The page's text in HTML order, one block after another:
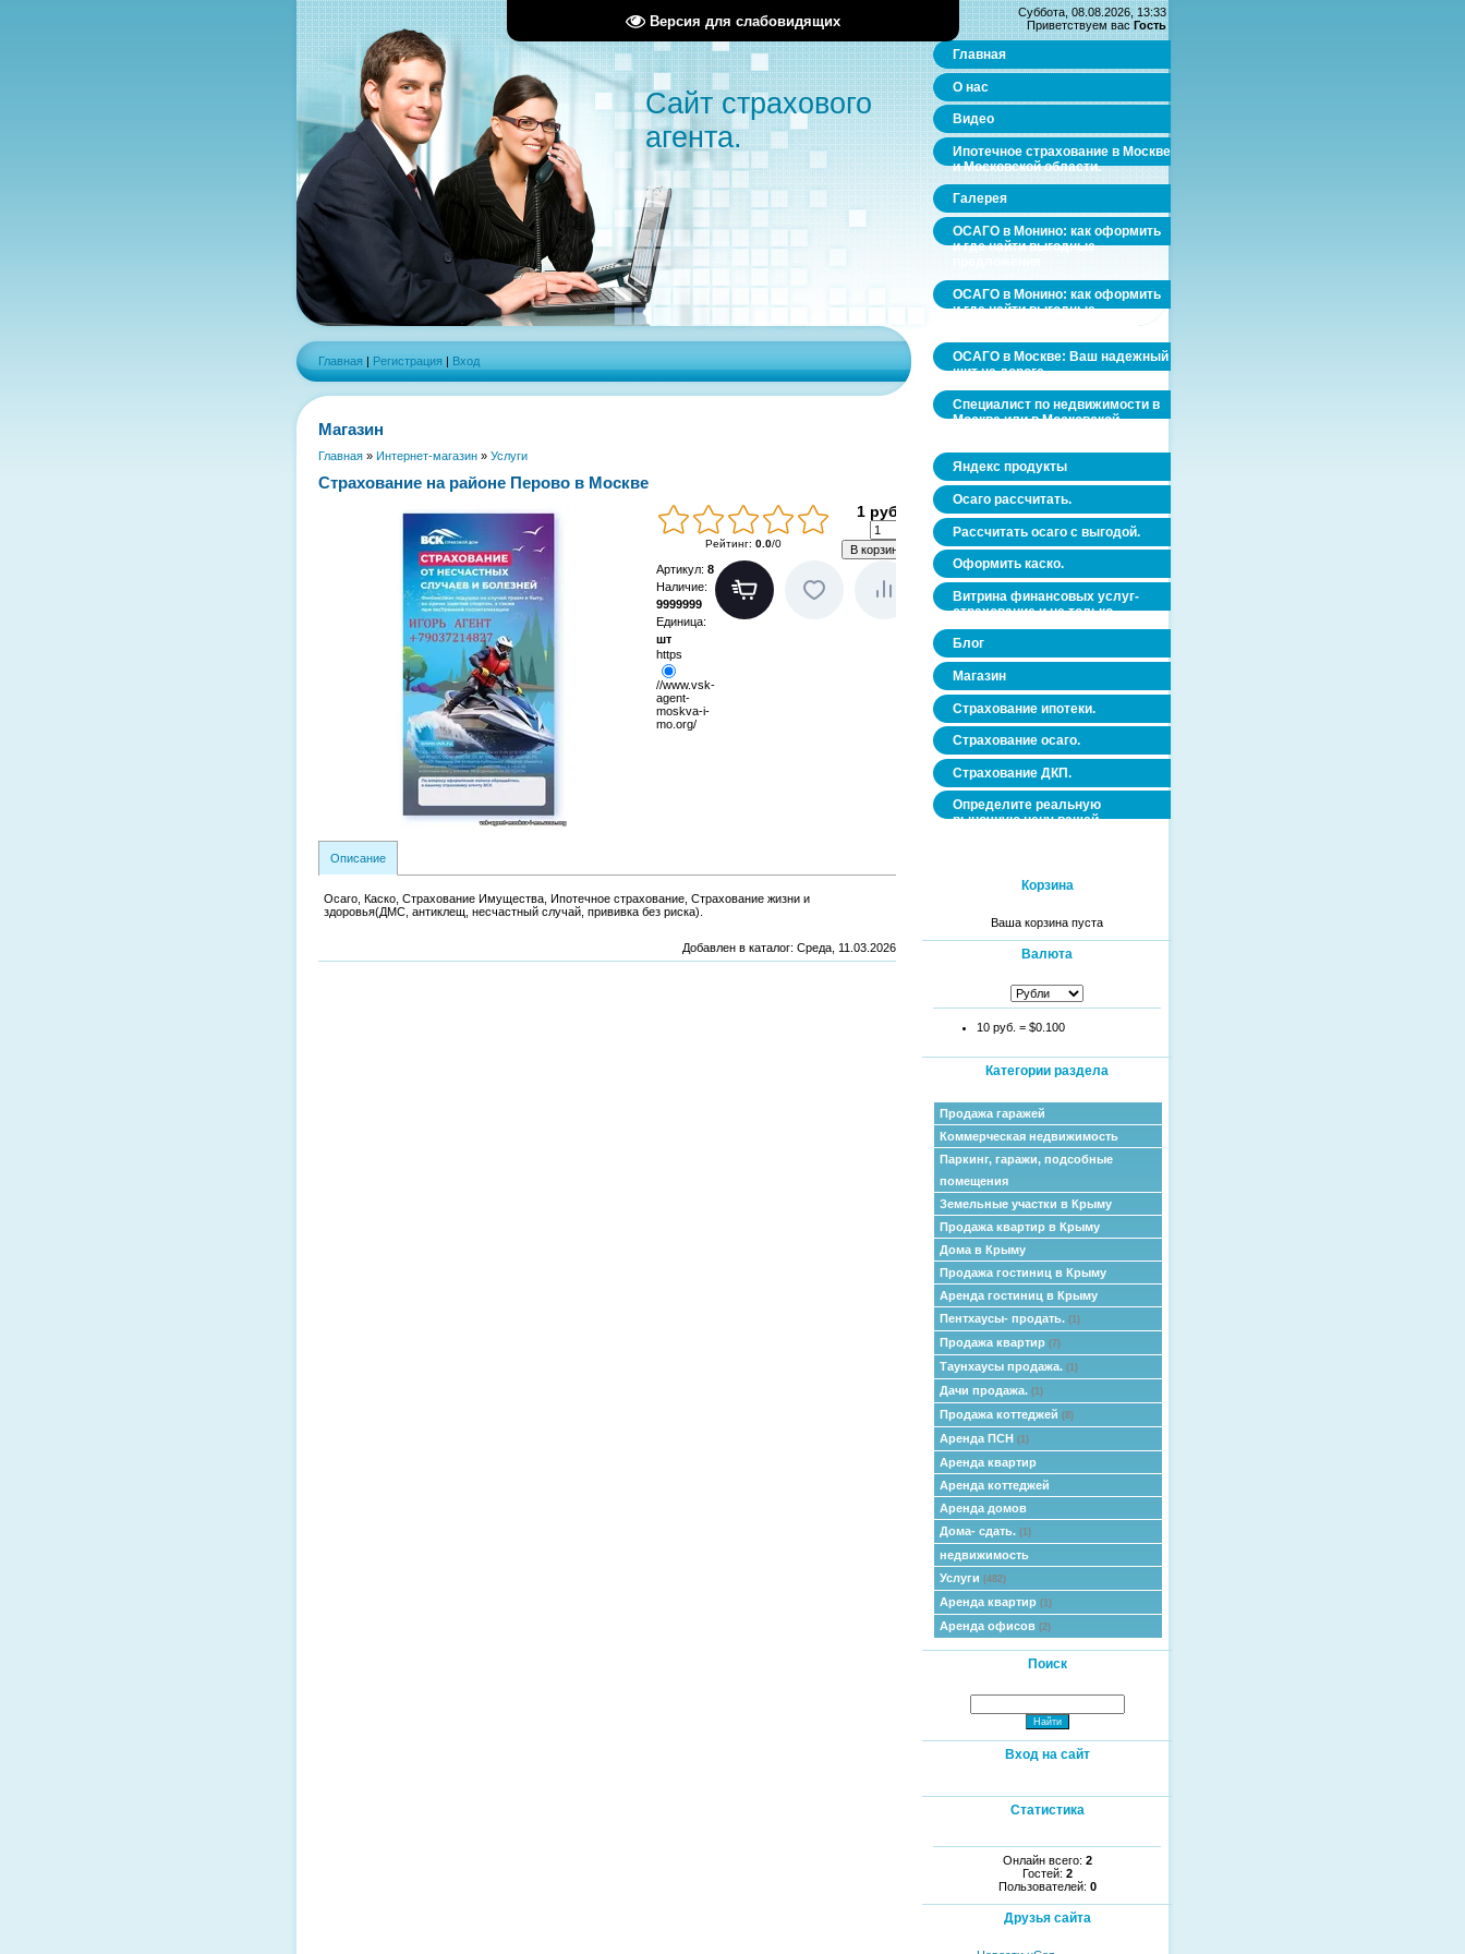
Версия для слабовидящих
Сайт страхового
агента.
Главная | Регистрация | Вход
Магазин
Главная » Интернет-магазин » Услуги
Страхование на районе Перово в Москве
Рейтинг: 0.0/0
1 руб.
Артикул: 8
Наличие:
9999999
Единица:
шт
https
//www.vsk-
agent-
moskva-i-
mo.org/
Описание
Осаго, Каско, Страхование Имущества, Ипотечное страхование, Страхование жизни и
здоровья(ДМС, антиклещ, несчастный случай, прививка без риска).
Добавлен в каталог: Среда, 11.03.2026
Суббота, 08.08.2026, 13:33
Приветствуем вас Гость
Главная
О нас
Видео
Ипотечное страхование в Москве
и Московской области.
Галерея
ОСАГО в Монино: как оформить
и где найти выгодные
ОСАГО в Монино: как оформить
и где найти выгодные
ОСАГО в Москве: Ваш надежный
щит на дороге
Специалист по недвижимости в
Москве или в Московской
Яндекс продукты
Осаго рассчитать.
Рассчитать осаго с выгодой.
Оформить каско.
Витрина финансовых услуг-
страхование и не только.
Блог
Магазин
Страхование ипотеки.
Страхование осаго.
Страхование ДКП.
Определите реальную
рыночную цену вашей
Корзина
Ваша корзина пуста
Валюта
10 руб. = $0.100
Категории раздела
Продажа гаражей
Коммерческая недвижимость
Паркинг, гаражи, подсобные
помещения
Земельные участки в Крыму
Продажа квартир в Крыму
Дома в Крыму
Продажа гостиниц в Крыму
Аренда гостиниц в Крыму
Пентхаусы- продать. (1)
Продажа квартир (7)
Таунхаусы продажа. (1)
Дачи продажа. (1)
Продажа коттеджей (8)
Аренда ПСН (1)
Аренда квартир
Аренда коттеджей
Аренда домов
Дома- сдать. (1)
недвижимость
Услуги (482)
Аренда квартир (1)
Аренда офисов (2)
Поиск
Вход на сайт
Статистика
Онлайн всего: 2
Гостей: 2
Пользователей: 0
Друзья сайта